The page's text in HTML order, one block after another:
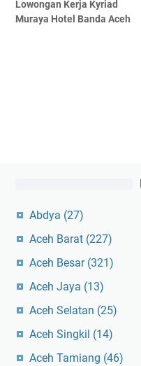
Lowongan Kerja Kyriad
Muraya Hotel Banda Aceh
Abdya (27)
Aceh Barat (227)
Aceh Besar (321)
Aceh Jaya (13)
Aceh Selatan (25)
Aceh Singkil (14)
Aceh Tamiang (46)